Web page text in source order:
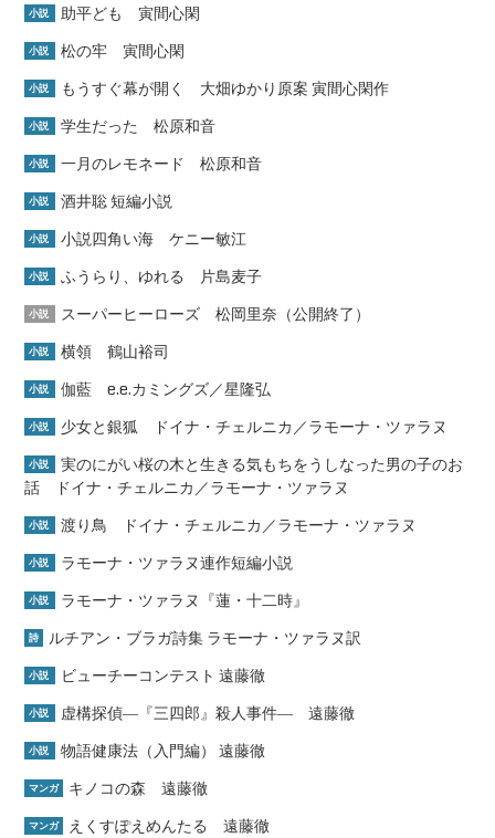
小説 助平ども 寅間心閑
小説 松の牢 寅間心閑
小説 もうすぐ幕が開く 大畑ゆかり原案 寅間心閑作
小説 学生だった 松原和音
小説 一月のレモネード 松原和音
小説 酒井聡 短編小説
小説 小説四角い海 ケニー敏江
小説 ふうらり、ゆれる 片島麦子
小説 スーパーヒーローズ 松岡里奈（公開終了）
小説 横領 鶴山裕司
小説 伽藍 e.e.カミングズ／星隆弘
小説 少女と銀狐 ドイナ・チェルニカ／ラモーナ・ツァラヌ
小説
実のにがい桜の木と生きる気もちをうしなった男の子のお
話 ドイナ・チェルニカ／ラモーナ・ツァラヌ
小説 渡り鳥 ドイナ・チェルニカ／ラモーナ・ツァラヌ
小説 ラモーナ・ツァラヌ連作短編小説
小説 ラモーナ・ツァラヌ『蓮・十二時』
詩 ルチアン・ブラガ詩集 ラモーナ・ツァラヌ訳
小説 ビューチーコンテスト 遠藤徹
小説 虚構探偵―『三四郎』殺人事件― 遠藤徹
小説 物語健康法（入門編） 遠藤徹
マンガ キノコの森 遠藤徹
マンガ えくすぽえめんたる 遠藤徹